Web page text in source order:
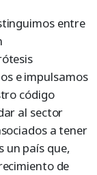
entre
e impulsamos
código
al sector
a tener
un país que,
de